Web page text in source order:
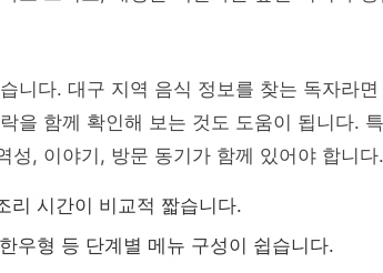
니다. 대구 지역 음식 정보를 찾는 독자라면
을 함께 확인해 보는 것도 도움이 됩니다.
성, 이야기, 방문 동기가 함께 있어야 합니다.
리 시간이 비교적 짧습니다.
우형 등 단계별 메뉴 구성이 쉽습니다.